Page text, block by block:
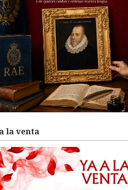
la venta